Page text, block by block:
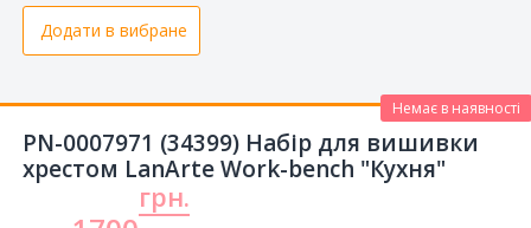
Додати в вибране
PN-0007971 (34399) Набір для вишивки
хрестом LanArte Work-bench "Кухня"
Немає в наявності
грн.